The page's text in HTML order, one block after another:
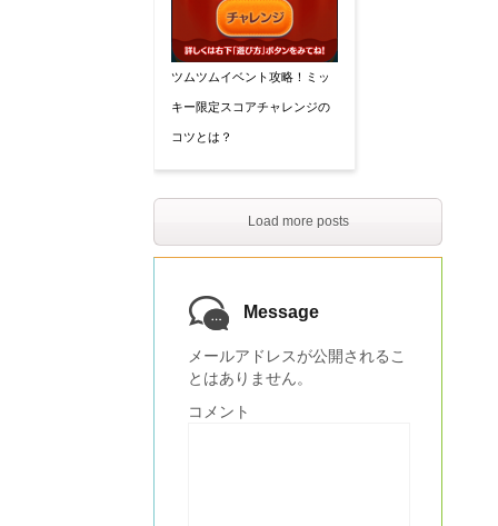
ツムツムイベント攻略！ミッ
キー限定スコアチャレンジの
コツとは？
Load more posts
Message
メールアドレスが公開されるこ
とはありません。
コメント